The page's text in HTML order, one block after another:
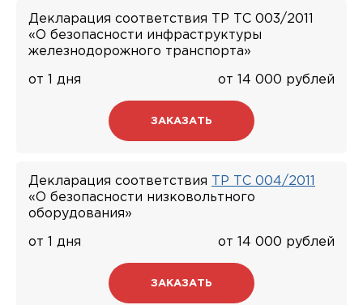
Декларация соответствия ТР ТС 003/2011
«О безопасности инфраструктуры
железнодорожного транспорта»
от 1 дня от 14 000 рублей
ЗАКАЗАТЬ
Декларация соответствия
ТР ТС 004/2011
«О безопасности низковольтного
оборудования»
от 1 дня от 14 000 рублей
ЗАКАЗАТЬ